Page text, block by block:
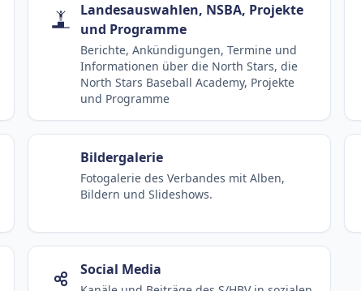
Landesauswahlen, NSBA, Projekte
und Programme
Berichte, Ankündigungen, Termine und
Informationen über die North Stars, die
North Stars Baseball Academy, Projekte
und Programme
Bildergalerie
Fotogalerie des Verbandes mit Alben,
Bildern und Slideshows.
Social Media